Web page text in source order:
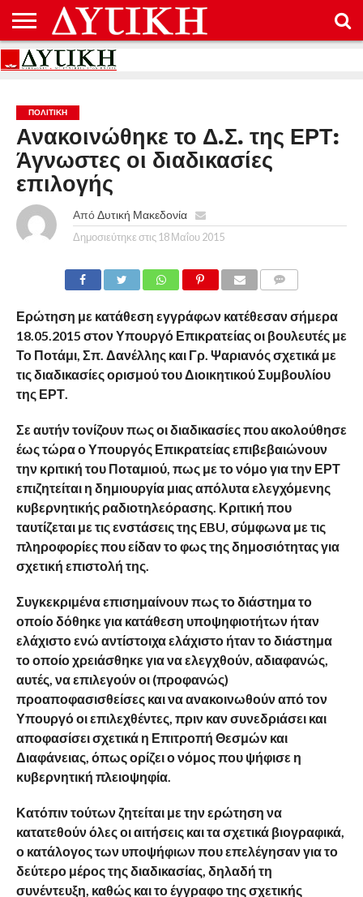
ΑΡΧΙΚΉ
ΕΠΙΚΟΙΝΩΝΊΑ
ΌΡΟΙ
ΠΡΟΣΤΑΣΊΑ
ΠΟΛΙΤΙΚΉ
Ανακοινώθηκε το Δ.Σ. της ΕΡΤ:
Άγνωστες οι διαδικασίες
επιλογής
Από Δυτική Μακεδονία
Δημοσιεύτηκε στις 18 Μαΐου 2015
Ερώτηση με κατάθεση εγγράφων κατέθεσαν σήμερα
18.05.2015 στον Υπουργό Επικρατείας οι βουλευτές με
Το Ποτάμι, Σπ. Δανέλλης και Γρ. Ψαριανός σχετικά με
τις διαδικασίες ορισμού του Διοικητικού Συμβουλίου
της ΕΡΤ.
Σε αυτήν τονίζουν πως οι διαδικασίες που ακολούθησε
έως τώρα ο Υπουργός Επικρατείας επιβεβαιώνουν
την κριτική του Ποταμιού, πως με το νόμο για την ΕΡΤ
επιζητείται η δημιουργία μιας απόλυτα ελεγχόμενης
κυβερνητικής ραδιοτηλεόρασης. Κριτική που
ταυτίζεται με τις ενστάσεις της EBU, σύμφωνα με τις
πληροφορίες που είδαν το φως της δημοσιότητας για
σχετική επιστολή της.
Συγκεκριμένα επισημαίνουν πως το διάστημα το
οποίο δόθηκε για κατάθεση υποψηφιοτήτων ήταν
ελάχιστο ενώ αντίστοιχα ελάχιστο ήταν το διάστημα
το οποίο χρειάσθηκε για να ελεγχθούν, αδιαφανώς,
αυτές, να επιλεγούν οι (προφανώς)
προαποφασισθείσες και να ανακοινωθούν από τον
Υπουργό οι επιλεχθέντες, πριν καν συνεδριάσει και
αποφασίσει σχετικά η Επιτροπή Θεσμών και
Διαφάνειας, όπως ορίζει ο νόμος που ψήφισε η
κυβερνητική πλειοψηφία.
Κατόπιν τούτων ζητείται με την ερώτηση να
κατατεθούν όλες οι αιτήσεις και τα σχετικά βιογραφικά,
ο κατάλογος των υποψήφιων που επελέγησαν για το
δεύτερο μέρος της διαδικασίας, δηλαδή τη
συνέντευξη, καθώς και το έγγραφο της σχετικής